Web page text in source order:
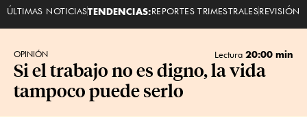
ÚLTIMAS NOTICIASTENDENCIAS:REPORTES TRIMESTRALESREVISIÓN
OPINIÓN Lectura 20:00 min
Si el trabajo no es digno, la vida
tampoco puede serlo